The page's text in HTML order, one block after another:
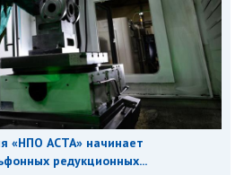
«НПО АСТА» начинает
редукционных...